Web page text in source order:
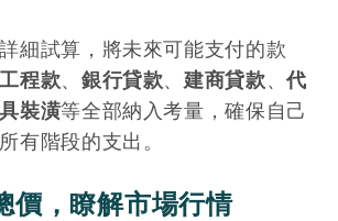
細試算，將未來可能支付的款
工程款、 銀行貸款、建商貸款、代
裝潢等全部納入考量，確保自己
有階段的支出。
價，瞭解市場行情